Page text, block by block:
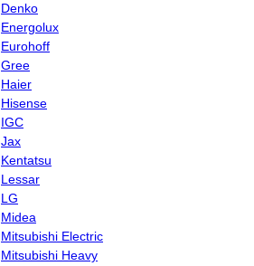
Denko
Energolux
Eurohoff
Gree
Haier
Hisense
IGC
Jax
Kentatsu
Lessar
LG
Midea
Mitsubishi Electric
Mitsubishi Heavy